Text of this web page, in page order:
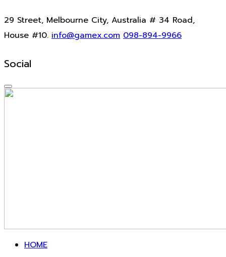
29 Street, Melbourne City, Australia # 34 Road,
House #10. info@gamex.com 098-894-9966
Social
HOME